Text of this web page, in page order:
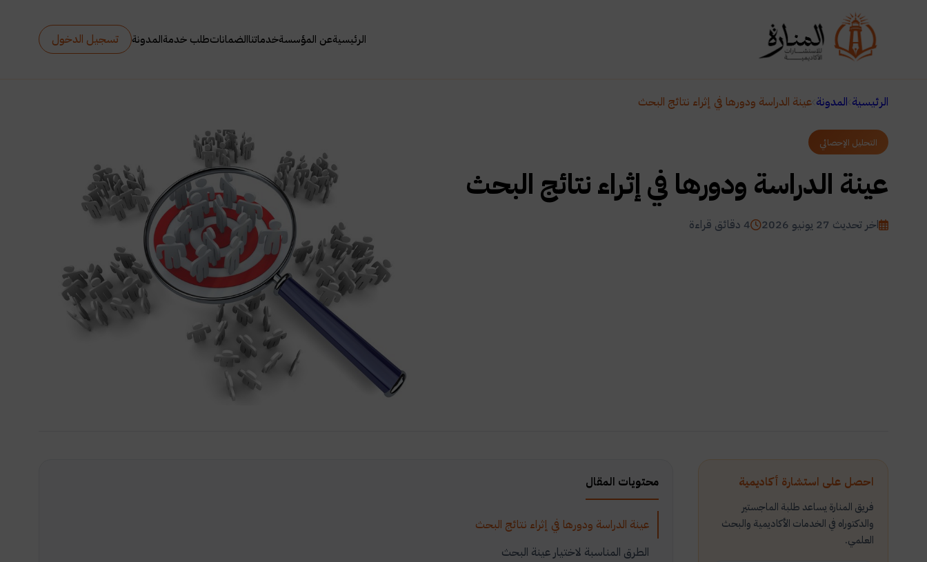
الرئيسيةعن المؤسسةخدماتناالضماناتطلب خدمةالمدونة تسجيل الدخول
الرئيسية المدونة عينة الدراسة ودورها في إثراء نتائج البحث
التحليل الإحصائي
عينة الدراسة ودورها في إثراء نتائج البحث
اخر تحديث 27 يونيو 2026 4 دقائق قراءة
احصل على استشارة أكاديمية
فريق المنارة يساعد طلبة الماجستير
والدكتوراه في الخدمات الأكاديمية والبحث
العلمي.
محتويات المقال
عينة الدراسة ودورها في إثراء نتائج البحث
الطرق المناسبة لاختيار عينة البحث